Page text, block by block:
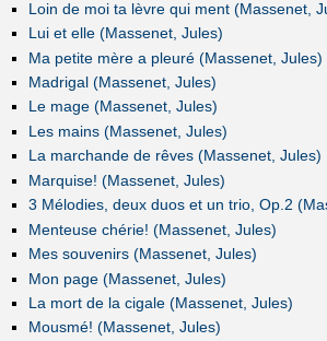
Loin de moi ta lèvre qui ment (Massenet,
Lui et elle (Massenet, Jules)
Ma petite mère a pleuré (Massenet, Jules)
Madrigal (Massenet, Jules)
Le mage (Massenet, Jules)
Les mains (Massenet, Jules)
La marchande de rêves (Massenet, Jules)
Marquise! (Massenet, Jules)
3 Mélodies, deux duos et un trio, Op.2
Menteuse chérie! (Massenet, Jules)
Mes souvenirs (Massenet, Jules)
Mon page (Massenet, Jules)
La mort de la cigale (Massenet, Jules)
Mousmé! (Massenet, Jules)